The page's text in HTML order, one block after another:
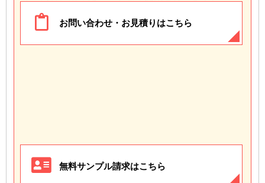
お問い合わせ・お見積りはこちら
無料サンプル請求はこちら